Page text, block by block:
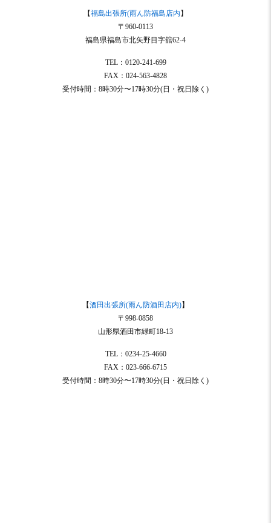
【福島出張所(雨ん防福島店内 】
〒960-0113
福島県福島市北矢野目字舘62-4
TEL：0120-241-699
FAX：024-563-4828
受付時間：8時30分〜17時30分(日・祝日除く)
【酒田出張所(雨ん防酒田店内)】
〒998-0858
山形県酒田市緑町18-13
TEL：0234-25-4660
FAX：023-666-6715
受付時間：8時30分〜17時30分(日・祝日除く)